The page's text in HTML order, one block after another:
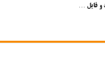
و فایل …